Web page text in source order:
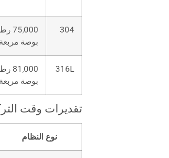
304
بوصة مربعة
316L
بوصة مربعة
تقديرات وقت
نوع النظام